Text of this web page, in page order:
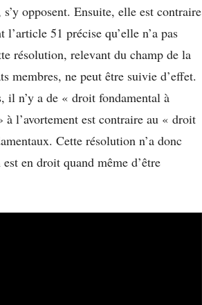
opposent. Ensuite, elle est contraire
51 précise qu’elle n’a pas
résolution, relevant du champ de la
membres, ne peut être suivie d’effet.
il n’y a de « droit fondamental à
l’avortement est contraire au « droit
Cette résolution n’a donc
en droit quand même d’être